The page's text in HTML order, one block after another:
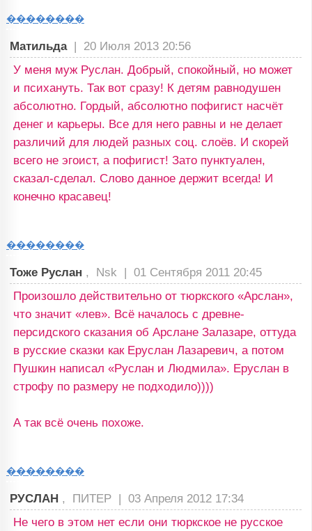
��������
Матильда | 20 Июля 2013 20:56
У меня муж Руслан. Добрый, спокойный, но может
и психануть. Так вот сразу! К детям равнодушен
абсолютно. Гордый, абсолютно пофигист насчёт
денег и карьеры. Все для него равны и не делает
различий для людей разных соц. слоёв. И скорей
всего не эгоист, а пофигист! Зато пунктуален,
сказал-сделал. Слово данное держит всегда! И
конечно красавец!
��������
Тоже Руслан , Nsk | 01 Сентября 2011 20:45
Произошло действительно от тюркского «Арслан»,
что значит «лев». Всё началось с древне-
персидского сказания об Арслане Залазаре, оттуда
в русские сказки как Еруслан Лазаревич, а потом
Пушкин написал «Руслан и Людмила». Еруслан в
строфу по размеру не подходило))))
А так всё очень похоже.
��������
РУСЛАН , ПИТЕР | 03 Апреля 2012 17:34
Не чего в этом нет если они тюркское не русское